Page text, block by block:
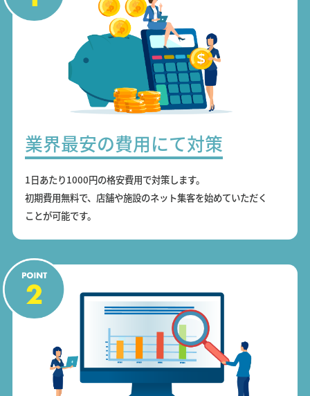
業界最安の費用にて対策
1日あたり1000円の格安費用で対策します。
初期費用無料で、店舗や施設のネット集客を始めていただく
ことが可能です。